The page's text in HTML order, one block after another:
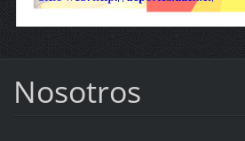
Nosotros